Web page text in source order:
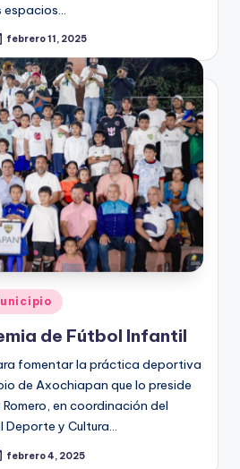
febrero 11, 2025
de Fútbol Infantil
fomentar la práctica deportiva
de Axochiapan que lo preside
en coordinación del
Deporte y Cultura…
febrero 4, 2025